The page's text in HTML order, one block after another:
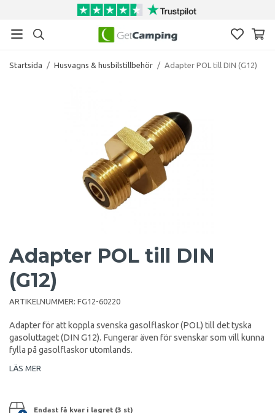
Startsida / Husvagns & husbilstillbehör / Adapter POL till DIN (G12)
Adapter POL till DIN
(G12)
ARTIKELNUMMER: FG12-60220
Adapter för att koppla svenska gasolflaskor (POL) till det tyska
gasoluttaget (DIN G12). Fungerar även för svenskar som vill kunna
fylla på gasolflaskor utomlands.
LÄS MER
Endast få kvar i lagret (3 st)